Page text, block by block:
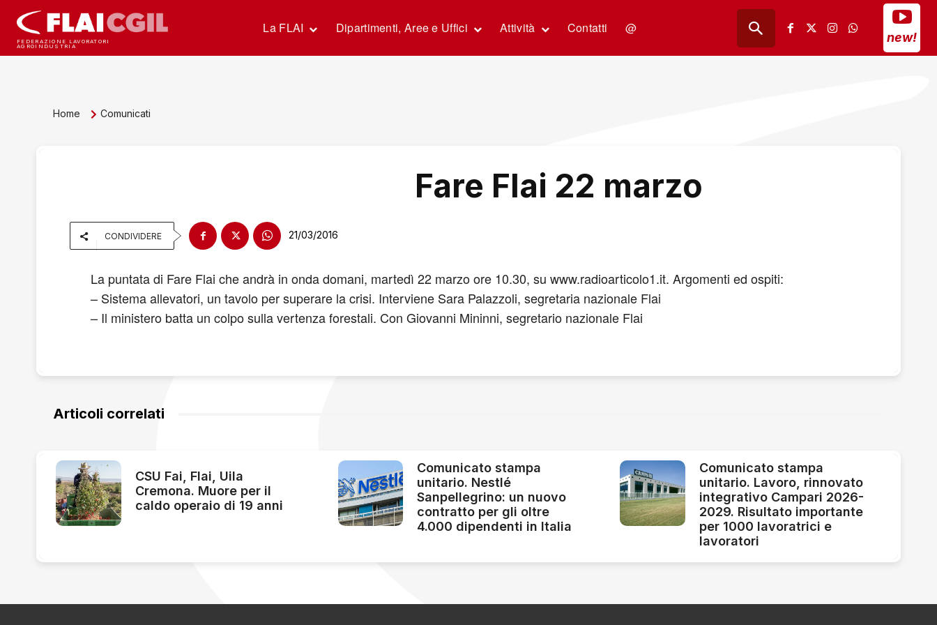
FEDERAZIONE LAVORATORI
AGROINDUSTRIA
La FLAI Dipartimenti, Aree e Uffici Attività Contatti @
new!
Home Comunicati
Fare Flai 22 marzo
CONDIVIDERE 21/03/2016
La puntata di Fare Flai che andrà in onda domani, martedì 22 marzo ore 10.30, su www.radioarticolo1.it. Argomenti ed ospiti:
– Sistema allevatori, un tavolo per superare la crisi. Interviene Sara Palazzoli, segretaria nazionale Flai
– Il ministero batta un colpo sulla vertenza forestali. Con Giovanni Mininni, segretario nazionale Flai
Articoli correlati
CSU Fai, Flai, Uila
Cremona. Muore per il
caldo operaio di 19 anni
Comunicato stampa
unitario. Nestlé
Sanpellegrino: un nuovo
contratto per gli oltre
4.000 dipendenti in Italia
Comunicato stampa
unitario. Lavoro, rinnovato
integrativo Campari 2026-
2029. Risultato importante
per 1000 lavoratrici e
lavoratori